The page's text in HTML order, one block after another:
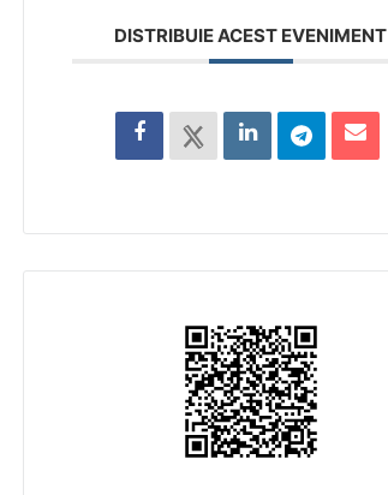
DISTRIBUIE ACEST EVENIMENT